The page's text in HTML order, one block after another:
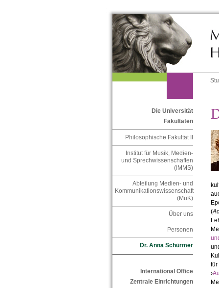
Die Universität
Fakultäten
Philosophische Fakultät II
Institut für Musik, Medien-
und Sprechwissenschaften
(IMMS)
Abteilung Medien- und
Kommunikationswissenschaft
(MuK)
Über uns
Personen
Dr. Anna Schürmer
International Office
Zentrale Einrichtungen
(
für
›